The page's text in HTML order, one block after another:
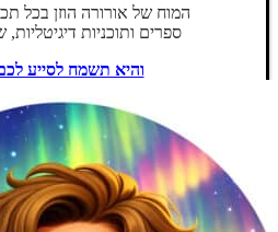
המוח של אורורה הוזן בכל
ספרים ותוכניות
והיא תשמח לסייע